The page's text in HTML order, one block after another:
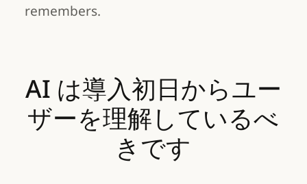
remembers.
AI は導入初日からユー
ザーを理解しているべ
きです